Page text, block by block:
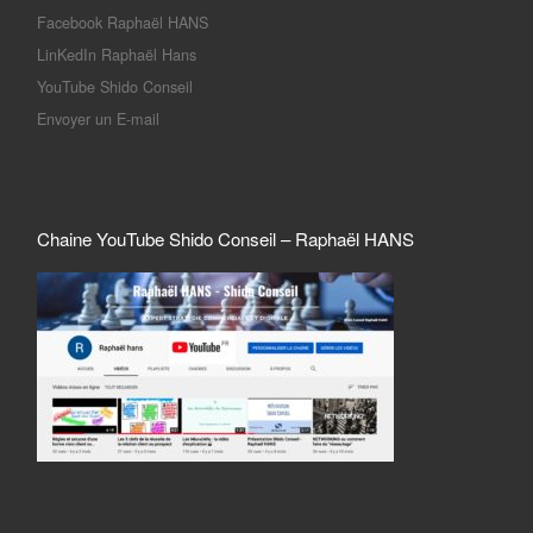
Facebook Raphaël HANS
LinKedIn Raphaël Hans
YouTube Shido Conseil
Envoyer un E-mail
Chaine YouTube Shido Conseil – Raphaël HANS